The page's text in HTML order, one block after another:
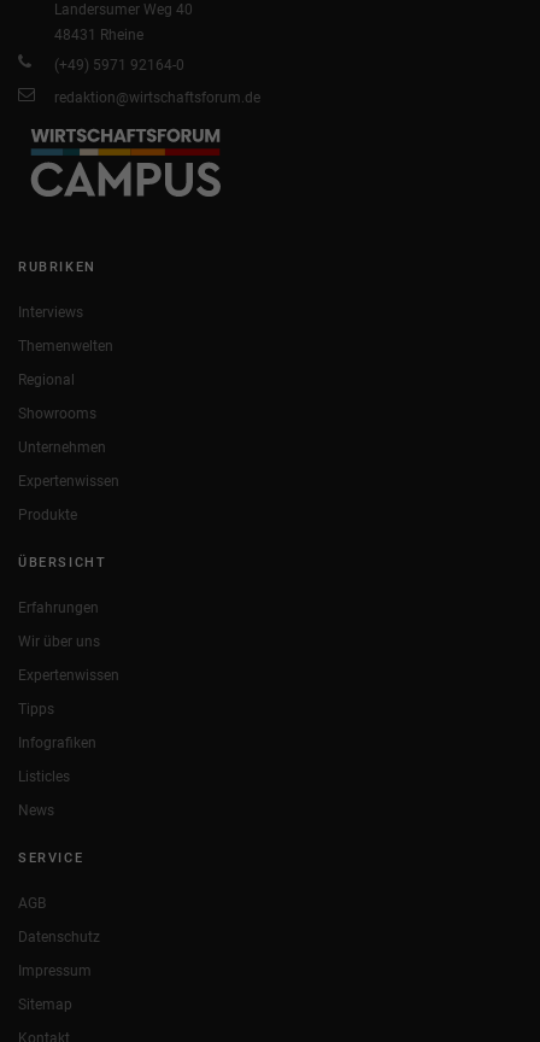
Landersumer Weg 40
48431 Rheine
(+49) 5971 92164-0
redaktion@wirtschaftsforum.de
RUBRIKEN
Interviews
Themenwelten
Regional
Showrooms
Unternehmen
Expertenwissen
Produkte
ÜBERSICHT
Erfahrungen
Wir über uns
Expertenwissen
Tipps
Infografiken
Listicles
News
SERVICE
AGB
Datenschutz
Impressum
Sitemap
Kontakt